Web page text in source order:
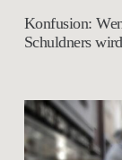
Konfusion:
Schuldners wird